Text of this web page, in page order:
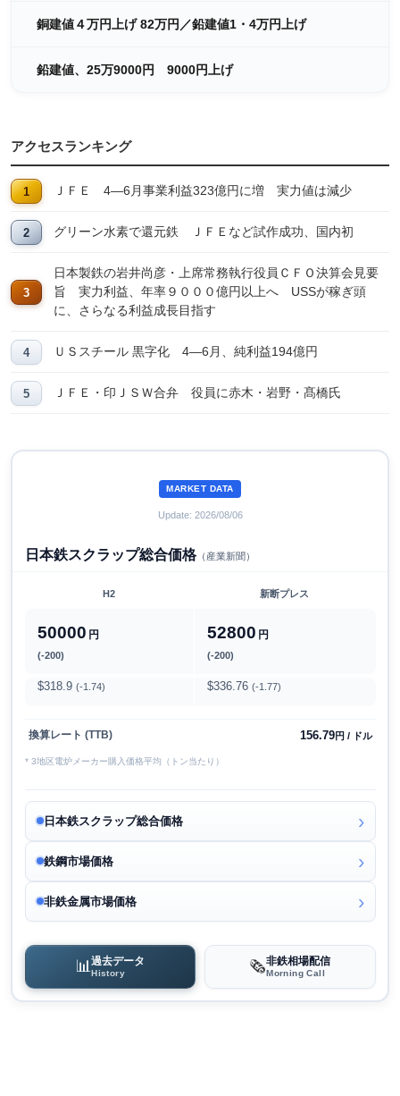
銅建値４万円上げ 82万円／鉛建値1・4万円上げ
鉛建値、25万9000円 9000円上げ
アクセスランキング
ＪＦＥ 4―6月事業利益323億円に増 実力値は減少
グリーン水素で還元鉄 ＪＦＥなど試作成功、国内初
日本製鉄の岩井尚彦・上席常務執行役員ＣＦＯ決算会見要
旨 実力利益、年率９０００億円以上へ USSが稼ぎ頭
に、さらなる利益成長目指す
ＵＳスチール 黒字化 4―6月、純利益194億円
ＪＦＥ・印ＪＳＷ合弁 役員に赤木・岩野・髙橋氏
MARKET DATA
Update: 2026/08/06
日本鉄スクラップ総合価格（産業新聞）
H2 新断プレス
50000 円
(-200)
52800 円
(-200)
$318.9 (-1.74) $336.76 (-1.77)
換算レート (TTB) 156.79円 / ドル
* 3地区電炉メーカー購入価格平均（トン当たり）
日本鉄スクラップ総合価格
鉄鋼市場価格
非鉄金属市場価格
📊過去データ
History 🗞️非鉄相場配信
Morning Call